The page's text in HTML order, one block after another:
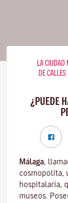
LA CIUDAD
DE
¿PUEDE
Málaga,
cosmopolita,
hospitalaria,
museos.